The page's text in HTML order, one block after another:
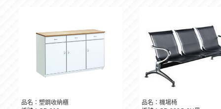
品名：塑鋼收納櫃
品名：機場椅